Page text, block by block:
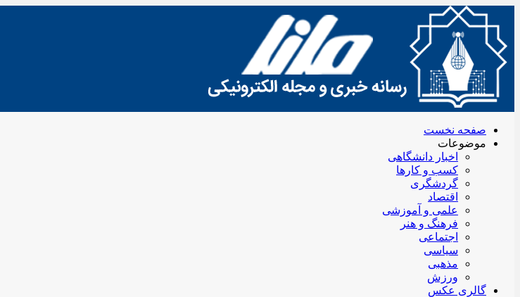
صفحه نخست
موضوعات
اخبار دانشگاهی
کسب و کارها
گردشگری
اقتصاد
علمی و آموزشی
فرهنگ و هنر
اجتماعی
سیاسی
مذهبی
ورزش
گالری عکس